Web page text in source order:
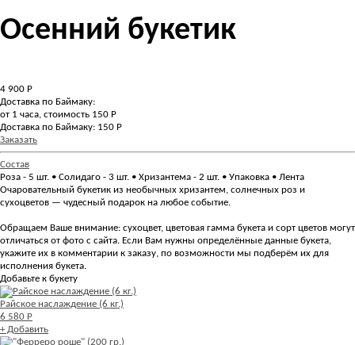
Осенний букетик
4 900 Р
Доставка по Баймаку:
от 1 часа, стоимость 150 Р
Доставка по Баймаку: 150 Р
Заказать
Состав
Роза - 5 шт. • Солидаго - 3 шт. • Хризантема - 2 шт. • Упаковка • Лента
Очаровательный букетик из необычных хризантем, солнечных роз и
сухоцветов — чудесный подарок на любое событие.
Обращаем Ваше внимание: сухоцвет, цветовая гамма букета и сорт цветов могут
отличаться от фото с сайта. Если Вам нужны определённые данные букета,
укажите их в комментарии к заказу, по возможности мы подберём их для
исполнения букета.
Добавьте к букету
Райское наслаждение (6 кг.)
6 580 Р
+ Добавить